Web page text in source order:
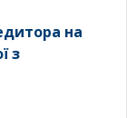
на
з